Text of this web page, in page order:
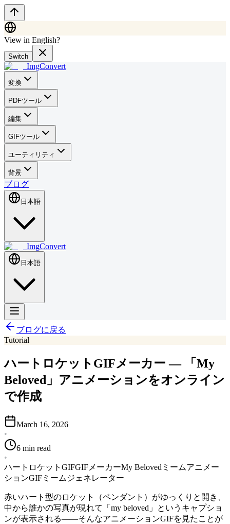
View in English?
Switch
ImgConvert
変換
PDFツール
編集
GIFツール
ユーティリティ
背景
ブログ
日本語
ImgConvert
日本語
ブログに戻る
Tutorial
ハートロケットGIFメーカー — 「My
Beloved」アニメーションをオンライン
で作成
March 16, 2026
•
6 min read
•
ハートロケットGIFGIFメーカーMy Belovedミームアニメー
ションGIF ミームジェネレーター
赤いハート型のロケット（ペンダント）がゆっくりと開き、
中から誰かの写真が現れて「my beloved」というキャプショ
ンが表示される——そんなアニメーションGIFを見たことが